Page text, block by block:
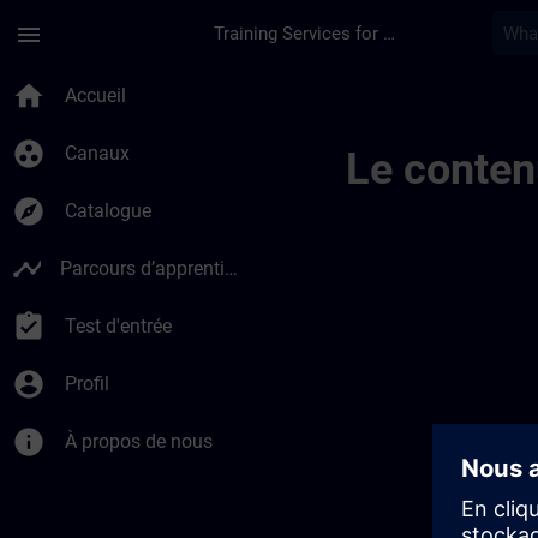
menu Training Services for Digital Industries
home Accueil
group_work Canaux
explore Catalogue
timeline Parcours d’apprentissage
assignment_turned_in Test d'entrée
account_circle Profil
info À propos de nous
Le